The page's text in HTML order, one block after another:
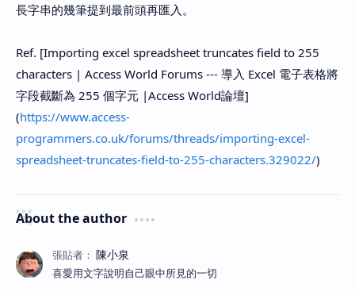
長字串的幾筆提到最前頭再匯入。
Ref. [Importing excel spreadsheet truncates field to 255
characters | Access World Forums --- 導入 Excel 電子表格將
字段截斷為 255 個字元 |Access World論壇]
(https://www.access-
programmers.co.uk/forums/threads/importing-excel-
spreadsheet-truncates-field-to-255-characters.329022/)
About the author
喜愛用文字說明自己眼中所見的一切